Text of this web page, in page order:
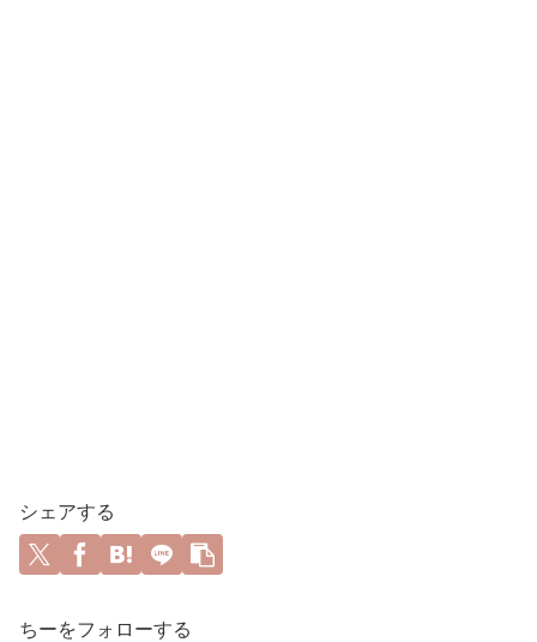
シェアする
ちーをフォローする